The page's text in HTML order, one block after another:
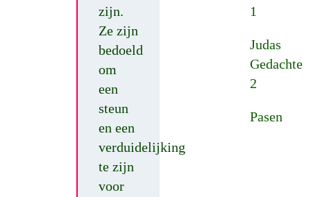
zijn.
Ze zijn
bedoeld
om
een
steun
en een
verduidelijking
te zijn
voor
1
Judas
Gedachte
2
Pasen